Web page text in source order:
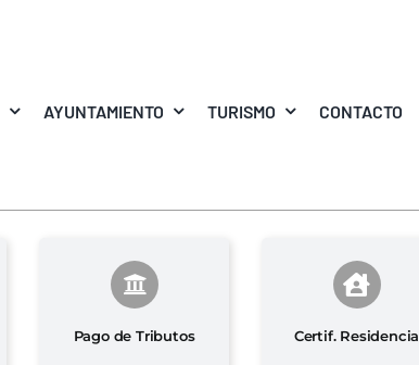
AYUNTAMIENTO TURISMO CONTACTO
Pago de Tributos Certif. Residencia